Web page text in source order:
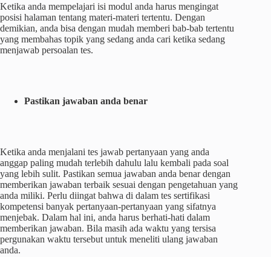
Ketika anda mempelajari isi modul anda harus mengingat
posisi halaman tentang materi-materi tertentu. Dengan
demikian, anda bisa dengan mudah memberi bab-bab tertentu
yang membahas topik yang sedang anda cari ketika sedang
menjawab persoalan tes.
Pastikan jawaban anda benar
Ketika anda menjalani tes jawab pertanyaan yang anda
anggap paling mudah terlebih dahulu lalu kembali pada soal
yang lebih sulit. Pastikan semua jawaban anda benar dengan
memberikan jawaban terbaik sesuai dengan pengetahuan yang
anda miliki. Perlu diingat bahwa di dalam tes sertifikasi
kompetensi banyak pertanyaan-pertanyaan yang sifatnya
menjebak. Dalam hal ini, anda harus berhati-hati dalam
memberikan jawaban. Bila masih ada waktu yang tersisa
pergunakan waktu tersebut untuk meneliti ulang jawaban
anda.